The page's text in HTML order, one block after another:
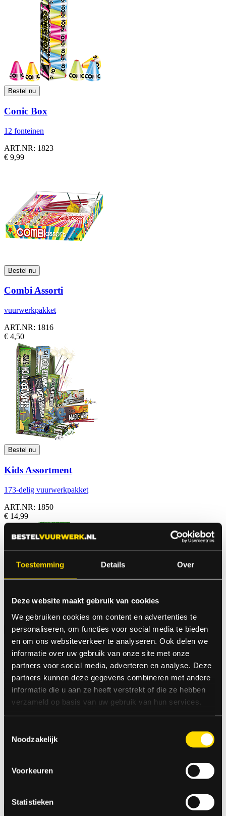
Toestemming Details Over
Deze website maakt gebruik van cookies
We gebruiken cookies om content en advertenties te
personaliseren, om functies voor social media te bieden
en om ons websiteverkeer te analyseren. Ook delen we
informatie over uw gebruik van onze site met onze
partners voor social media, adverteren en analyse. Deze
partners kunnen deze gegevens combineren met andere
informatie die u aan ze heeft verstrekt of die ze hebben
verzameld op basis van uw gebruik van hun services.
Noodzakelijk
Voorkeuren
Statistieken
Conic Box
12 fonteinen
ART.NR: 1823
€ 9,99
Combi Assorti
vuurwerkpakket
ART.NR: 1816
€ 4,50
Kids Assortment
173-delig vuurwerkpakket
ART.NR: 1850
€ 14,99
Cijferster 0
Cijferster Nul
ART.NR: 1600
€ 1,29